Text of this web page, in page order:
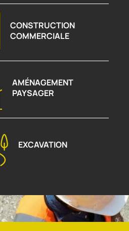
CONSTRUCTION
COMMERCIALE
AMÉNAGEMENT
PAYSAGER
EXCAVATION